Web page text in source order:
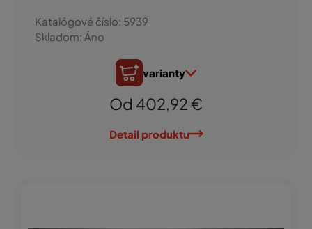
Katalógové číslo: 5939
Skladom: Áno
varianty
Od 402,92 €
Detail produktu